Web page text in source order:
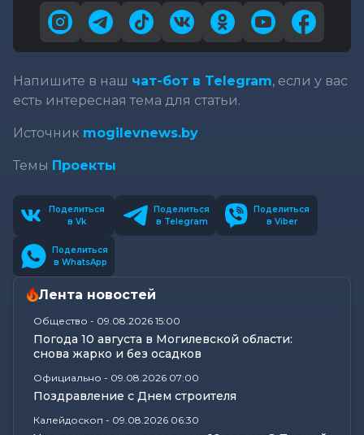
Напишите в наш чат-бот в Telegram, если у вас
есть интересная тема для статьи.
Источник mogilevnews.by
Темы Проекты
Поделиться
в Vk
Поделиться
в Telegram
Поделиться
в Viber
Поделиться
в WhatsApp
Лента новостей
Общество - 09.08.2026 15:00
Погода 10 августа в Могилевской области:
снова жарко и без осадков
Официально - 09.08.2026 07:00
Поздравление с Днем строителя
Калейдоскоп - 09.08.2026 06:30